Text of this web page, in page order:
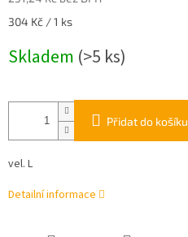
Měrná
304 Kč / 1 ks
Skladem (>5 ks)
Přidat do košíku
vel. L
Detailní informace